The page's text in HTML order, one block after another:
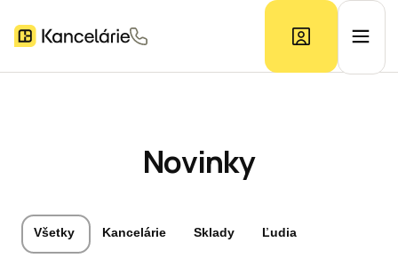
Prieskum trhu
Novinky
Všetky Kancelárie Sklady Ľudia